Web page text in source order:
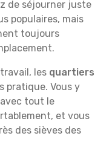
de séjourner juste
populaires, mais
toujours
les quartiers
pratique. Vous y
tout le
et vous
des sièves des